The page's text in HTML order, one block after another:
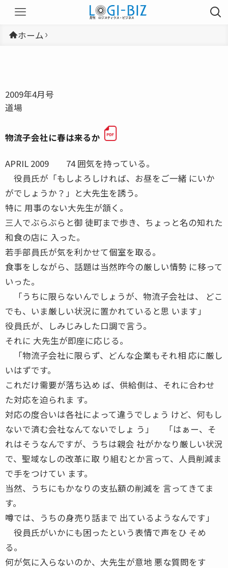
ホーム
2009年4月号
道場
物流子会社に春は来るか
APRIL 2009 74 囲気を持っている。
役員氏が「もしよろしければ、お昼をご一緒 にいか
がでしょうか？」と大先生を誘う。
特に 用事のない大先生が頷く。
三人でぶらぶらと御 徒町まで歩き、ちょっと名の知れた
和食の店に 入った。
若手部員氏が気を利かせて個室を取る。
食事をしながら、話題は当然昨今の厳しい情勢 に移って
いった。
「うちに限らないんでしょうが、物流子会社は、 どこ
でも、いま厳しい状況に置かれていると思 います」
役員氏が、しみじみした口調で言う。
それに 大先生が即座に応じる。
「物流子会社に限らず、どんな企業もそれ相 応に厳し
いはずです。
これだけ需要が落ち込め ば、供給側は、それに合わせ
た対応を迫られま す。
対応の度合いは各社によって違うでしょう けど、何もし
ないで済む会社なんてないでしょ う」 「はぁー、そ
れはそうなんですが、うちは親会 社がかなり厳しい状況
で、聖域なしの改革に取 り組むとか言って、人員削減ま
で手をつけてい ます。
当然、うちにもかなりの支払額の削減を 言ってきてま
す。
噂では、うちの身売り話まで 出ているようなんです」
役員氏がいかにも困ったという表情で声をひ そめ
る。
何が気に入らないのか、大先生が意地 悪な質問をす